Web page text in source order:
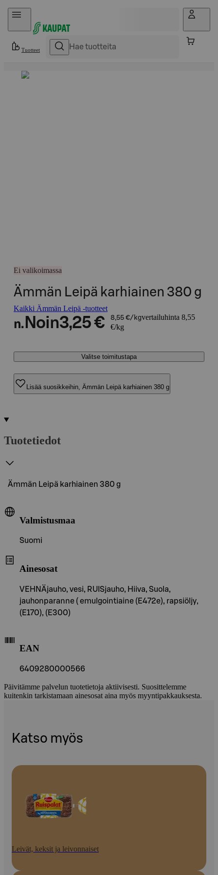
Hyppää sisältöön
Tuotteet
Ei valikoimassa
Ämmän Leipä karhiainen 380 g
Kaikki Ämmän Leipä -tuotteet
n. Noin3,25 € 8,55 €/kgvertailuhinta 8,55
€/kg
Valitse toimitustapa
Lisää suosikkeihin, Ämmän Leipä karhiainen 380 g
Tuotetiedot
Ämmän Leipä karhiainen 380 g
Valmistusmaa
Suomi
Ainesosat
VEHNÄjauho, vesi, RUISjauho, Hiiva, Suola,
jauhonparanne ( emulgointiaine (E472e), rapsiöljy,
(E170), (E300)
EAN
6409280000566
Päivitämme palvelun tuotetietoja aktiivisesti. Suosittelemme
kuitenkin tarkistamaan ainesosat aina myös myyntipakkauksesta.
Katso myös
Leivät, keksit ja leivonnaiset